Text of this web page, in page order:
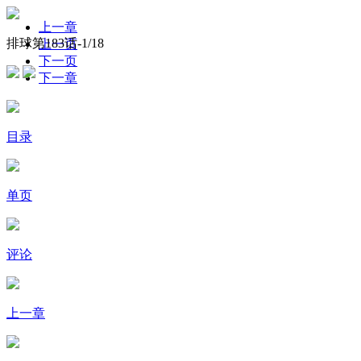
排球第183话-1/18
上一章
上一页
下一页
下一章
目录
单页
评论
上一章